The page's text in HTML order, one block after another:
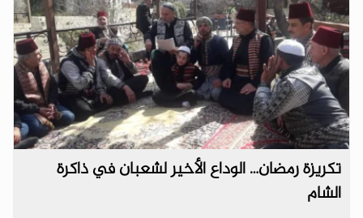
تكريزة رمضان… الوداع الأخير لشعبان في ذاكرة
الشام